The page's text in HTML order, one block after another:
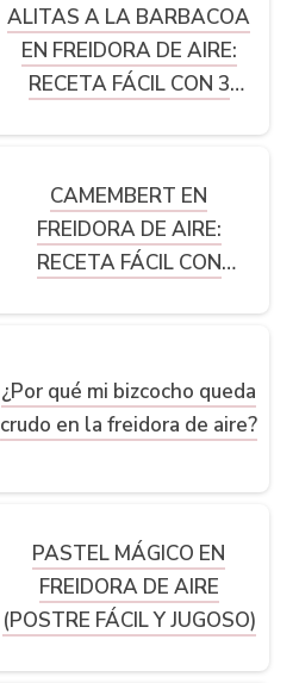
ALITAS A LA BARBACOA
EN FREIDORA DE AIRE:
RECETA FÁCIL CON 3
CAMEMBERT EN
FREIDORA DE AIRE:
RECETA FÁCIL CON
¿Por qué mi bizcocho queda
crudo en la freidora de aire?
PASTEL MÁGICO EN
FREIDORA DE AIRE
(POSTRE FÁCIL Y JUGOSO)